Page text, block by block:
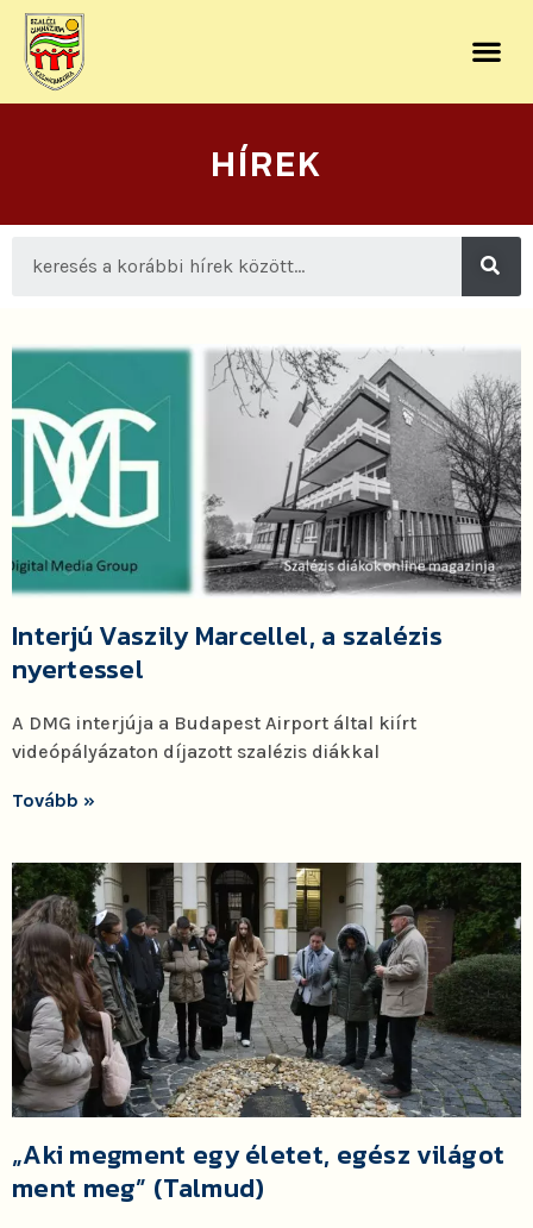
HÍREK
Interjú Vaszily Marcellel, a szalézis
nyertessel
A DMG interjúja a Budapest Airport által kiírt
videópályázaton díjazott szalézis diákkal
Tovább »
„Aki megment egy életet, egész világot
ment meg” (Talmud)